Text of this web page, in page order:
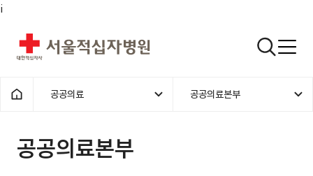
i
서울적십자병원 검색열기
홈으로 1차메뉴
공공의료 2차메뉴
공공의료본부
공공의료본부 소식 | 공공의료본
공공의료본부